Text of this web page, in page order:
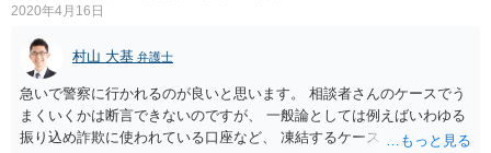
士の方に直接相談なさってみて下さい。 （資金決済法） 第二条の二
の委託、受取人からの金銭債権の譲受けその他これらに類する方法に
より、当該金銭債権に係る債務者又は当該債務者からの委託（二以上
の段階にわたる委託を含む。）その他これに類する方法により支払を
行う者から弁済として資金を受け入れ、又は他の者に受け入れさせ、
当該受取人に当該資金を移動させる行為（当該資金を当該受取人に交
2020年4月16日
村山 大基 弁護士
急いで警察に行かれるのが良いと思います。 相談者さんのケースでう
まくいくかは断言できないのですが、 一般論としては例えばいわゆる
振り込め詐欺に使われている口座など、 凍結するケースもありますの